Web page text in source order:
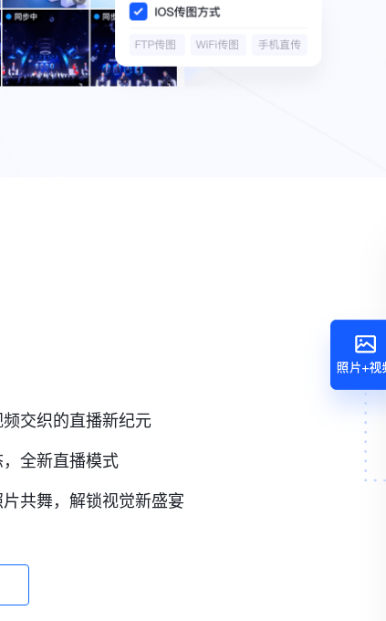
交织的直播新纪元
全新直播模式
共舞，解锁视觉新盛宴